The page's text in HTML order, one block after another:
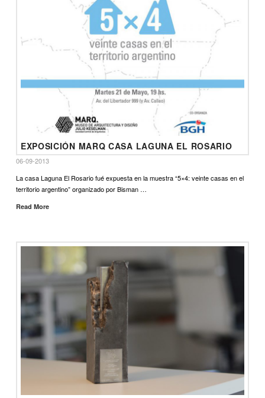
EXPOSICIÓN MARQ CASA LAGUNA EL ROSARIO
06-09-2013
La casa Laguna El Rosario fué expuesta en la muestra “5×4: veinte casas en el
territorio argentino” organizado por Bisman …
Read More